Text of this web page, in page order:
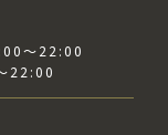
～22:00
22:00